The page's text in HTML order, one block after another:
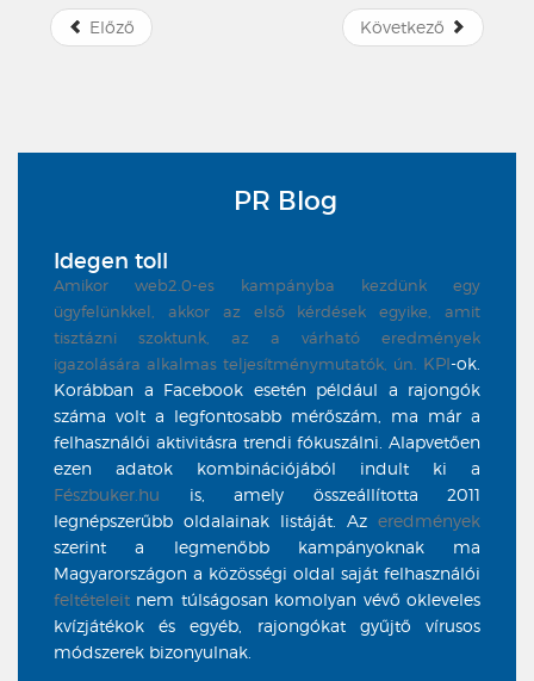
Előző Következő
PR Blog
Idegen toll
Amikor web2.0-es kampányba kezdünk egy
ügyfelünkkel, akkor az első kérdések egyike, amit
tisztázni szoktunk, az a várható eredmények
igazolására alkalmas teljesítménymutatók, ún. KPI-ok.
Korábban a Facebook esetén például a rajongók
száma volt a legfontosabb mérőszám, ma már a
felhasználói aktivitásra trendi fókuszálni. Alapvetően
ezen adatok kombinációjából indult ki a
Fészbuker.hu is, amely összeállította 2011
legnépszerűbb oldalainak listáját. Az eredmények
szerint a legmenőbb kampányoknak ma
Magyarországon a közösségi oldal saját felhasználói
feltételeit nem túlságosan komolyan vévő okleveles
kvízjátékok és egyéb, rajongókat gyűjtő vírusos
módszerek bizonyulnak.